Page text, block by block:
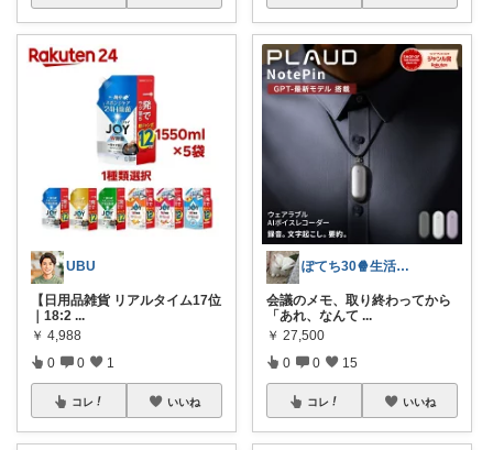
UBU
【日用品雑貨 リアルタイム17位
｜18:2 ...
￥ 4,988
0 0 1
コレ いいね
ぽてち30🍿生活を整える日用品&台所
会議のメモ、取り終わってから
「あれ、なんて ...
￥ 27,500
0 0 15
コレ いいね